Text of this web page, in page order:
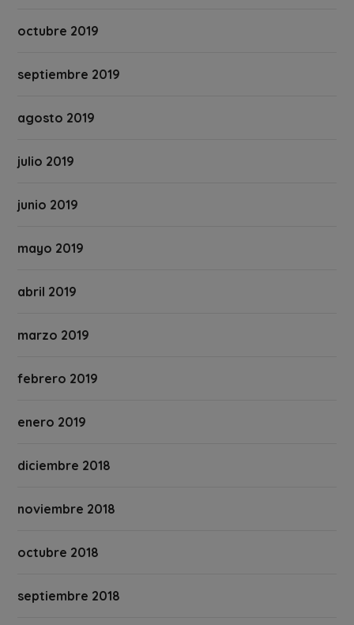
octubre 2019
septiembre 2019
agosto 2019
julio 2019
junio 2019
mayo 2019
abril 2019
marzo 2019
febrero 2019
enero 2019
diciembre 2018
noviembre 2018
octubre 2018
septiembre 2018